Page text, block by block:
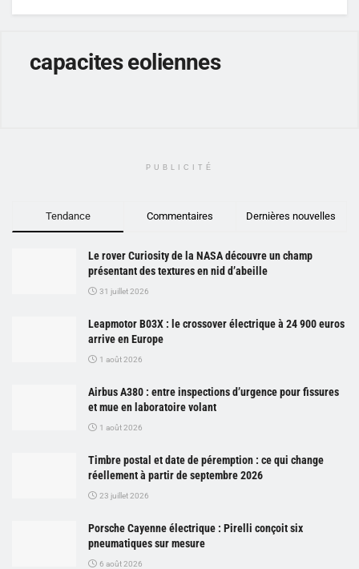
capacites eoliennes
PUBLICITÉ
Tendance Commentaires Dernières nouvelles
Le rover Curiosity de la NASA découvre un champ
présentant des textures en nid d’abeille
31 juillet 2026
Leapmotor B03X : le crossover électrique à 24 900 euros
arrive en Europe
1 août 2026
Airbus A380 : entre inspections d’urgence pour fissures
et mue en laboratoire volant
1 août 2026
Timbre postal et date de péremption : ce qui change
réellement à partir de septembre 2026
23 juillet 2026
Porsche Cayenne électrique : Pirelli conçoit six
pneumatiques sur mesure
6 août 2026